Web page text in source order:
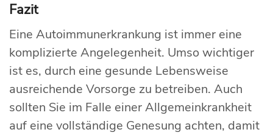
Fazit
Eine Autoimmunerkrankung ist immer eine
komplizierte Angelegenheit. Umso wichtiger
ist es, durch eine gesunde Lebensweise
ausreichende Vorsorge zu betreiben. Auch
sollten Sie im Falle einer Allgemeinkrankheit
auf eine vollständige Genesung achten, damit